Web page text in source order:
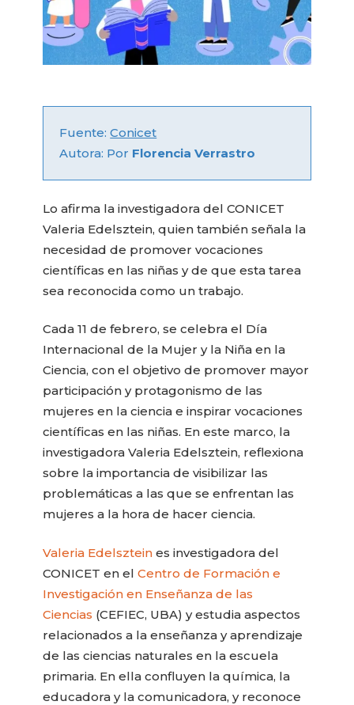
Fuente:Conicet
Autora: Por Florencia Verrastro
Lo afirma la investigadora del CONICET
Valeria Edelsztein, quien también señala la
necesidad de promover vocaciones
científicas en las niñas y de que esta tarea
sea reconocida como un trabajo.
Cada 11 de febrero, se celebra el Día
Internacional de la Mujer y la Niña en la
Ciencia, con el objetivo de promover mayor
participación y protagonismo de las
mujeres en la ciencia e inspirar vocaciones
científicas en las niñas. En este marco, la
investigadora Valeria Edelsztein, reflexiona
sobre la importancia de visibilizar las
problemáticas a las que se enfrentan las
mujeres a la hora de hacer ciencia.
Valeria Edelsztein es investigadora del
CONICET en elCentro de Formación e
Investigación en Enseñanza de las
Ciencias (CEFIEC, UBA) y estudia aspectos
relacionados a la enseñanza y aprendizaje
de las ciencias naturales en la escuela
primaria. En ella confluyen la química, la
educadora y la comunicadora, y reconoce